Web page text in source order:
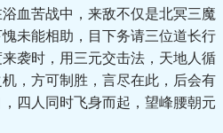
血苦战中，来敌不仅是北冥三魔
未能相助，目下务请三位道长行
袭时，用三元交击法，天地人循
，方可制胜，言尽在此，后会有
，四人同时飞身而起，望峰腰朝元